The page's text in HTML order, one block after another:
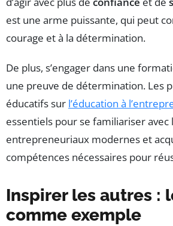
est une arme puissante, qui peut
courage et à la détermination.
De plus, s’engager dans une
une preuve de détermination. Les
éducatifs sur l’éducation à
essentiels pour se familiariser avec
entrepreneuriaux modernes et
compétences nécessaires pour
Inspirer les autres :
comme exemple